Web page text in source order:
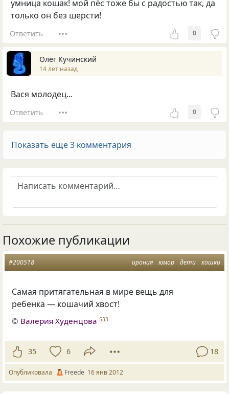
умница кошак! мой пёс тоже бы с радостью так, да
только он без шерсти!
Ответить 0
Олег Кучинский
14 лет назад
Вася молодец...
Ответить 0
Показать еще 3 комментария
Похожие публикации
ирония юмор дети кошки
#200518
Самая притягательная в мире вещь для
ребенка — кошачий хвост!
© Валерия Худенцова 533
35 6 18
Опубликовала Freede 16 янв 2012